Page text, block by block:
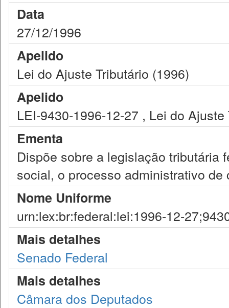
Data
27/12/1996
Apelido
Lei do Ajuste Tributário (1996)
Apelido
LEI-9430-1996-12-27 , Lei do Ajuste
Ementa
Dispõe sobre a legislação tributária
social, o processo administrativo
Nome Uniforme
urn:lex:br:federal:lei:1996-12-
Mais detalhes
Senado Federal
Mais detalhes
Câmara dos Deputados